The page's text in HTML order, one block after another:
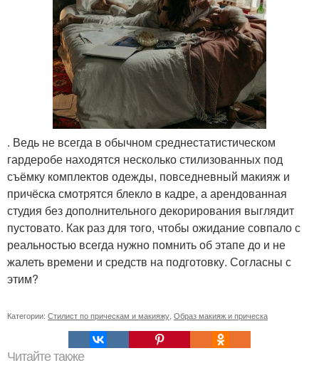
. Ведь не всегда в обычном среднестатистическом
гардеробе находятся несколько стилизованных под
съёмку комплектов одежды, повседневный макияж и
причёска смотрятся блекло в кадре, а арендованная
студия без дополнительного декорирования выглядит
пустовато. Как раз для того, чтобы ожидание совпало с
реальностью всегда нужно помнить об этапе до и не
жалеть времени и средств на подготовку. Согласны с
этим?
Категории: Стилист по прическам и макияжу Образ макияж и прическа
Читайте также